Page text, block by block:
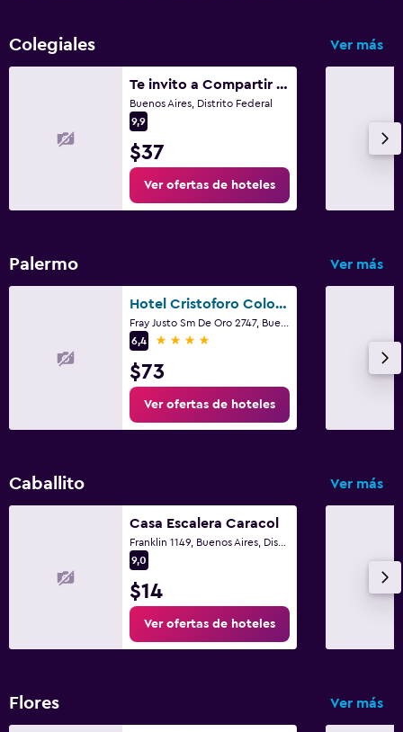
Colegiales Ver más
Te invito a Compartir mi Depto. Artlovers. Solo Damas.
Buenos Aires, Distrito Federal
9,9
$37
Ver ofertas de hoteles
Palermo Ver más
Hotel Cristoforo Colombo
6,4
4 estrellas
$73
Ver ofertas de hoteles
Caballito Ver más
Casa Escalera Caracol
9,0
$14
Ver ofertas de hoteles
Flores Ver más